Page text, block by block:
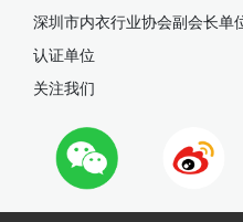
深圳市内衣行业协会副会长
认证单位
关注我们